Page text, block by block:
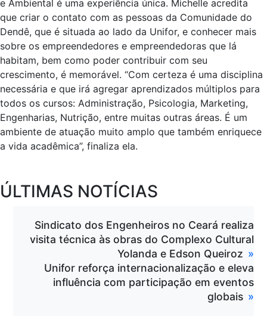
e Ambiental é uma experiência única. Michelle acredita
que criar o contato com as pessoas da Comunidade do
Dendê, que é situada ao lado da Unifor, e conhecer mais
sobre os empreendedores e empreendedoras que lá
habitam, bem como poder contribuir com seu
crescimento, é memorável. “Com certeza é uma disciplina
necessária e que irá agregar aprendizados múltiplos para
todos os cursos: Administração, Psicologia, Marketing,
Engenharias, Nutrição, entre muitas outras áreas. É um
ambiente de atuação muito amplo que também enriquece
a vida acadêmica”, finaliza ela.
ÚLTIMAS NOTÍCIAS
Sindicato dos Engenheiros no Ceará realiza
visita técnica às obras do Complexo Cultural
Yolanda e Edson Queiroz
Unifor reforça internacionalização e eleva
influência com participação em eventos
globais